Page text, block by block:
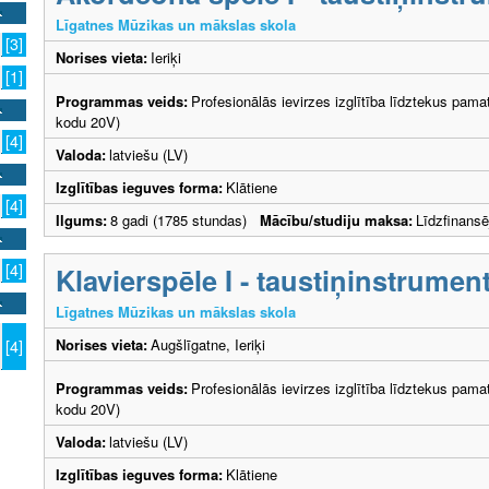
[3]
[1]
[4]
[4]
[4]
[4]
Līgatnes Mūzikas un mākslas skola
Norises vieta: Ieriķi
Programmas veids: Profesionālās ievirzes izglītība līdztekus
kodu 20V)
Valoda:latviešu (LV)
Izglītības ieguves forma: Klātiene
Ilgums:8 gadi (1785 stundas) Mācību/studiju maksa:
Klavierspēle I -
Līgatnes Mūzikas un mākslas skola
Norises vieta:Augšlīgatne, Ieriķi
Programmas veids: Profesionālās ievirzes izglītība līdztekus
kodu 20V)
Valoda:latviešu (LV)
Izglītības ieguves forma: Klātiene